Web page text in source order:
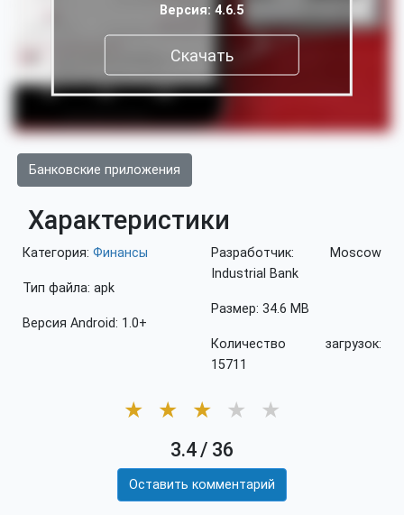
Версия: 4.6.5
Скачать
Банковские приложения
Характеристики
Категория: Финансы
Тип файла: apk
Версия Android: 1.0+
Разработчик: Moscow
Industrial Bank
Размер: 34.6 MB
Количество загрузок:
15711
★ ★ ★ ★ ★
3.4/ 36
Оставить комментарий